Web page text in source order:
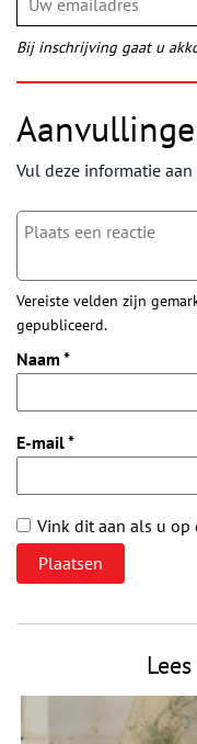
Bij inschrijving gaat u
Vul deze informatie
Vereiste velden zijn
gepubliceerd.
Naam *
E-mail*
Vink dit aan als u